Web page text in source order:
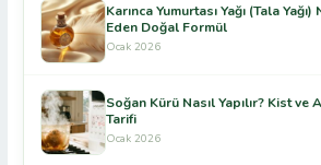
Karınca Yumurtası Yağı (Tala
Eden Doğal Formül
Ocak 2026
Soğan Kürü Nasıl Yapılır? Kist
Tarifi
Ocak 2026